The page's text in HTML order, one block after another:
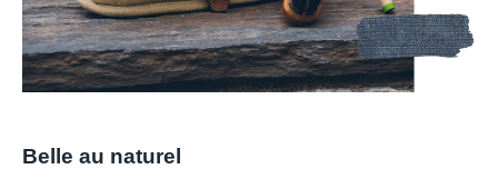
Belle au naturel